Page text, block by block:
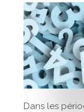
Dans les